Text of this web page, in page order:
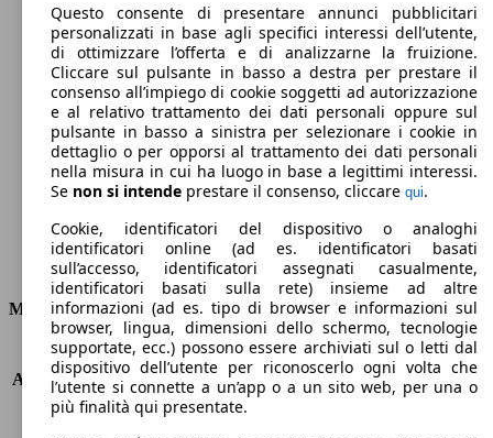
244 g/km
Emissioni di CO2 (combinato)*
Ø 10.5 l/100km
Consumi
Motore e Prestazioni
KW (PS)
245 kW (333 PS)
Accelerazione (0-100 km/h)
5.9s
Velocità massima (km/h)
247 km/h
Questo consente di presentare annunci pubblicitari
personalizzati in base agli specifici interessi dell’utente,
di ottimizzare l’offerta e di analizzarne la fruizione.
Cliccare sul pulsante in basso a destra per prestare il
consenso all’impiego di cookie soggetti ad autorizzazione
e al relativo trattamento dei dati personali oppure sul
pulsante in basso a sinistra per selezionare i cookie in
dettaglio o per opporsi al trattamento dei dati personali
nella misura in cui ha luogo in base a legittimi interessi.
Se non si intende prestare il consenso, cliccare qui.
Cookie, identificatori del dispositivo o analoghi
identificatori online (ad es. identificatori basati
sull’accesso, identificatori assegnati casualmente,
identificatori basati sulla rete) insieme ad altre
informazioni (ad es. tipo di browser e informazioni sul
browser, lingua, dimensioni dello schermo, tecnologie
supportate, ecc.) possono essere archiviati sul o letti dal
dispositivo dell’utente per riconoscerlo ogni volta che
l’utente si connette a un’app o a un sito web, per una o
più finalità qui presentate.